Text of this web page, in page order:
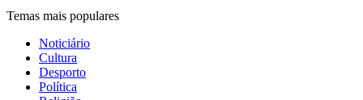
Temas mais populares
Noticiário
Cultura
Desporto
Política